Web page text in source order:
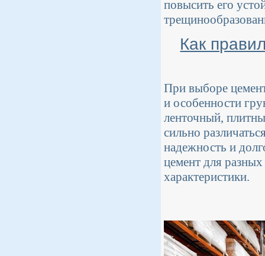
повысить его
Как
При выборе
и особенности
ленточный,
сильно
надежность и
цемент для
характеристики.